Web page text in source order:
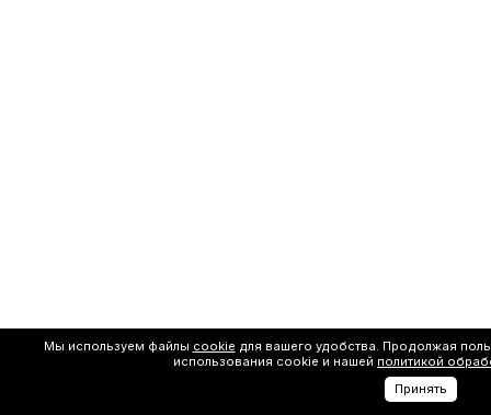
Мы используем файлы cookie для вашего удобства. Продолжая
использования cookie и нашей политикой
Принять